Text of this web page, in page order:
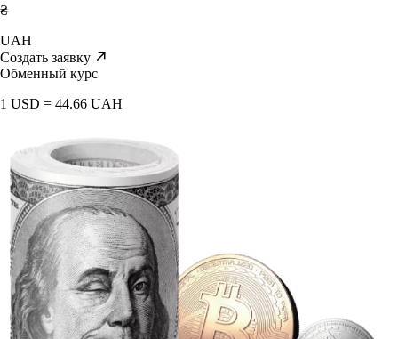
₴
UAH
Создать заявку
Обменный курс
1 USD = 44.66 UAH